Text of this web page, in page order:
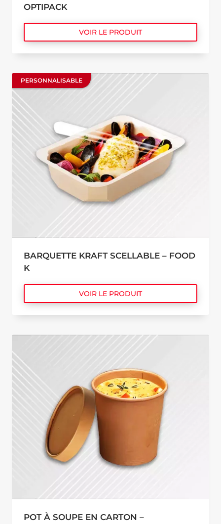
OPTIPACK
VOIR LE PRODUIT
PERSONNALISABLE
BARQUETTE KRAFT SCELLABLE – FOOD
K
VOIR LE PRODUIT
PERSONNALISABLE
POT À SOUPE EN CARTON –